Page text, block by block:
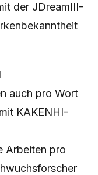
der JDreamIII-
auch pro Wort
KAKENHI-
Arbeiten pro